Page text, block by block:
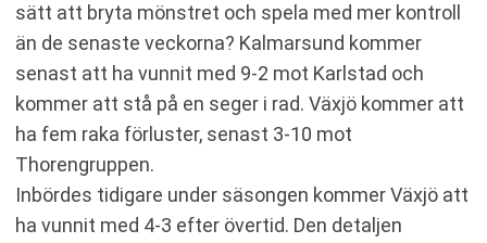
sätt att bryta mönstret och spela med mer kontroll
än de senaste veckorna? Kalmarsund kommer
senast att ha vunnit med 9-2 mot Karlstad och
kommer att stå på en seger i rad. Växjö kommer att
ha fem raka förluster, senast 3-10 mot
Thorengruppen.
Inbördes tidigare under säsongen kommer Växjö att
ha vunnit med 4-3 efter övertid. Den detaljen